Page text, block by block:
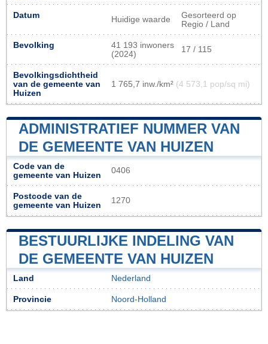
Datum Huidige waarde
Gesorteerd op
Regio / Land
Bevolking
41 193 inwoners
(2024)
17 / 115
Bevolkingsdichtheid
van de gemeente van
Huizen
1 765,7 inw./km² (4 573,1 pop/sq mi)
ADMINISTRATIEF NUMMER VAN
DE GEMEENTE VAN HUIZEN
Code van de
gemeente van Huizen
0406
Postcode van de
gemeente van Huizen
1270
BESTUURLIJKE INDELING VAN
DE GEMEENTE VAN HUIZEN
Land Nederland
Provincie Noord-Holland